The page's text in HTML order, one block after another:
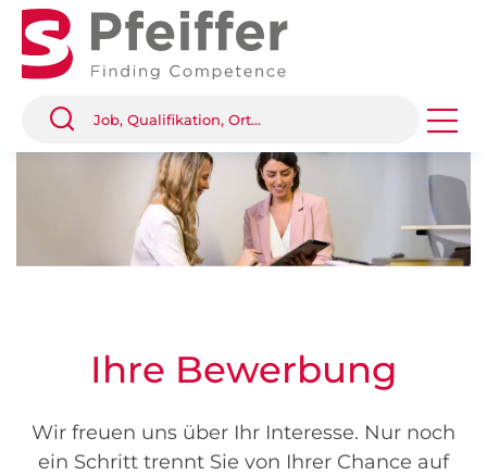
Ihre Bewerbung
Wir freuen uns über Ihr Interesse. Nur noch
ein Schritt trennt Sie von Ihrer Chance auf